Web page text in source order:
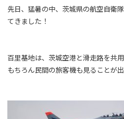
先日、猛暑の中、茨城県の航空自衛
てきました！
百里基地は、茨城空港と滑走路を共
もちろん民間の旅客機も見ることが出